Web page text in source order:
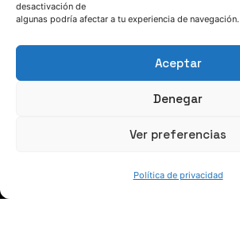
desactivación de
algunas podría afectar a tu experiencia de navegación.
Aceptar
Denegar
Ver preferencias
Política de privacidad
(+34) 946 215 470